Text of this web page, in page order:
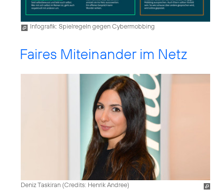
Infografik: Spielregeln gegen Cybermobbing
Faires Miteinander im Netz
Deniz Taskiran (Credits: Henrik Andree)